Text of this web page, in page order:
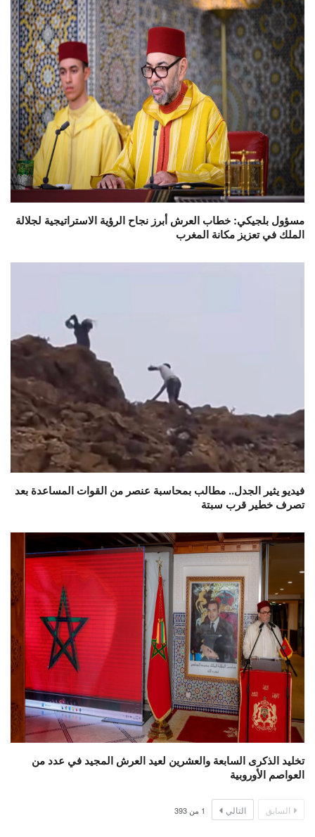
مسؤول بلجيكي: خطاب العرش أبرز نجاح الرؤية الاستراتيجية لجلالة
الملك في تعزيز مكانة المغرب
فيديو يثير الجدل.. مطالب بمحاسبة عنصر من القوات المساعدة بعد
تصرف خطير قرب سبتة
تخليد الذكرى السابعة والعشرين لعيد العرش المجيد في عدد من
العواصم الأوروبية
السابق التالي 1 من 393